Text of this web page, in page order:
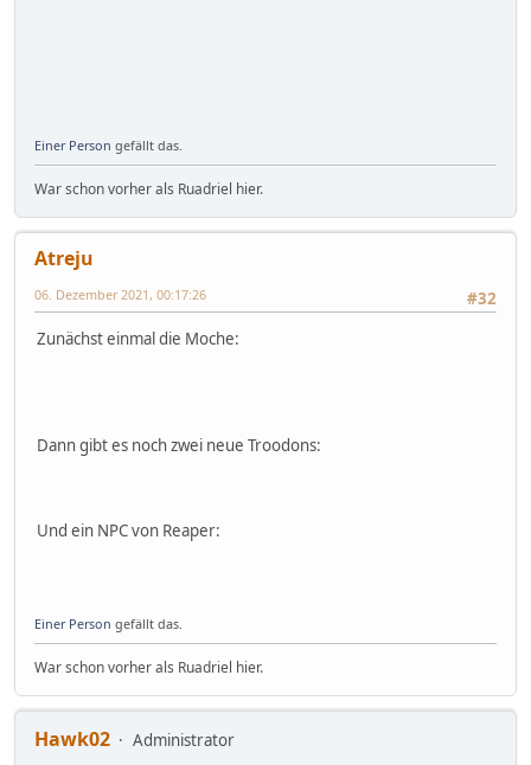
Einer Person gefällt das.
War schon vorher als Ruadriel hier.
Atreju
#32
06. Dezember 2021, 00:17:26
Zunächst einmal die Moche:
Dann gibt es noch zwei neue Troodons:
Und ein NPC von Reaper:
Einer Person gefällt das.
War schon vorher als Ruadriel hier.
Hawk02
Administrator